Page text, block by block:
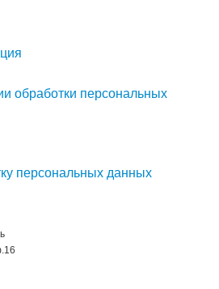
обработки персональных
персональных данных